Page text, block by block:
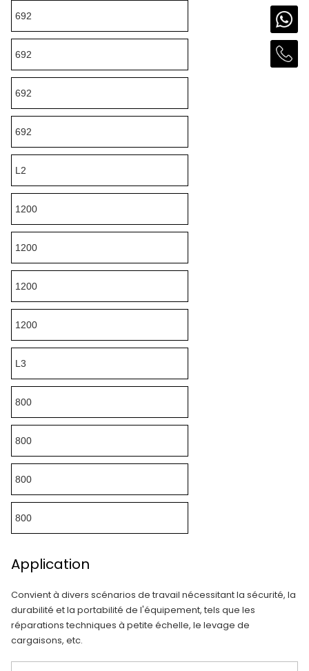
692
692
692
692
L2
1200
1200
1200
1200
L3
800
800
800
800
Application
Convient à divers scénarios de travail nécessitant la sécurité, la
durabilité et la portabilité de l'équipement, tels que les
réparations techniques à petite échelle, le levage de
cargaisons, etc.